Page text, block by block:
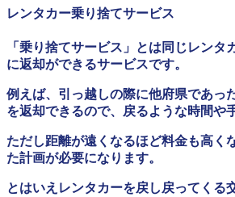
レンタカー乗り捨てサービス
「乗り捨てサービス」とは同じレンタ
に返却ができるサービスです。
例えば、引っ越しの際に他府県であっ
を返却できるので、戻るような時間や
ただし距離が遠くなるほど料金も高く
た計画が必要になります。
とはいえレンタカーを戻し戻ってくる